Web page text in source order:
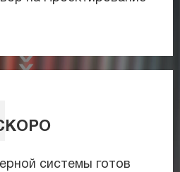
системы готов